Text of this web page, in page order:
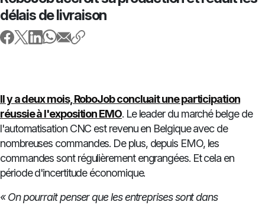
délais de livraison
Il y a deux mois, RoboJob concluait une participation
réussie à l'exposition EMO. Le leader du marché belge de
l'automatisation CNC est revenu en Belgique avec de
nombreuses commandes. De plus, depuis EMO, les
commandes sont régulièrement engrangées. Et cela en
période d'incertitude économique.
« On pourrait penser que les entreprises sont dans